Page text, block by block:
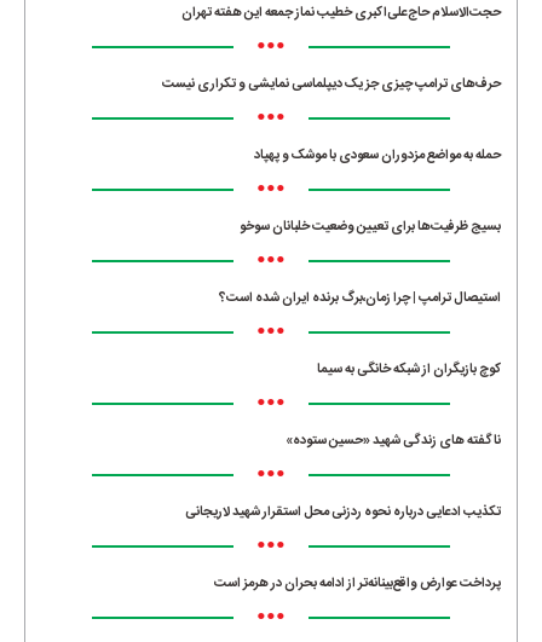
حجت‌الاسلام حاج‌علی‌اکبری خطیب نماز جمعه این هفته تهران
•••
حرف‌های ترامپ چیزی جز یک دیپلماسی نمایشی و تکراری نیست
•••
حمله به مواضع مزدوران سعودی با موشک و پهپاد
•••
بسیج ظرفیت‌ها برای تعیین وضعیت خلبانان سوخو
•••
استیصال ترامپ | چرا زمان،برگ برنده ایران شده است؟
•••
کوچ بازیگران از شبکه خانگی به سیما
•••
ناگفته های زندگی شهید «حسین ستوده»
•••
تکذیب ادعایی درباره نحوه ردزنی محل استقرار شهید لاریجانی
•••
پرداخت عوارض واقع‌بینانه‌تر از ادامه بحران در هرمز است
•••